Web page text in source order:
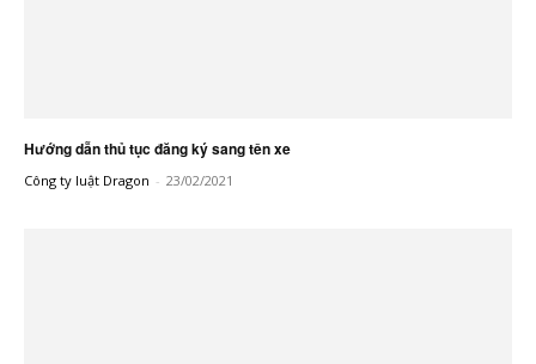
Hướng dẫn thủ tục đăng ký sang tên xe
Công ty luật Dragon - 23/02/2021